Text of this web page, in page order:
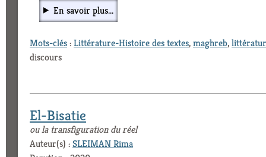
En savoir plus...
Mots-clés:Littérature-Histoire des textes,maghreb,
discours
El-Bisatie
ou la transfiguration du réel
Auteur(s) :SLEIMAN Rima